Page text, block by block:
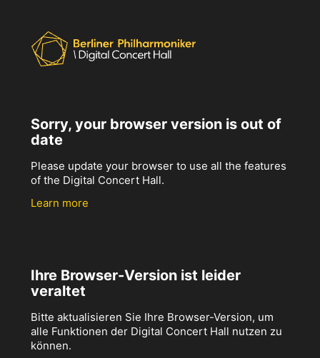
Sorry, your browser version is out of
date
Please update your browser to use all the features
of the Digital Concert Hall.
Learn more
Ihre Browser-Version ist leider
veraltet
Bitte aktualisieren Sie Ihre Browser-Version, um
alle Funktionen der Digital Concert Hall nutzen zu
können.